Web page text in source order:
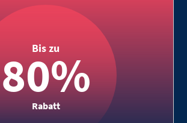
Bis zu
80%
Rabatt